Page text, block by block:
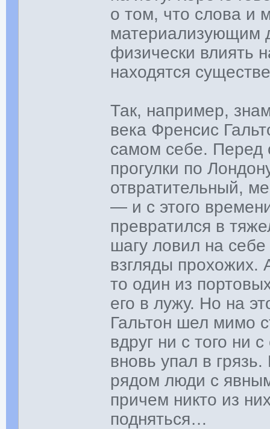
о том, что слова и
материализующим
физически влиять
находятся
Так, например,
века Френсис
самом себе. Перед
прогулки по
отвратительный,
— и с этого
превратился в
шагу ловил на
взгляды прохожих.
то один из
его в лужу. Но на
Гальтон шел мимо
вдруг ни с того ни
вновь упал в
рядом люди с
причем никто из
подняться…